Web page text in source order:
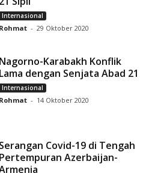
Internasional
Rohmat - 29 Oktober 2020
Nagorno-Karabakh Konflik
Lama dengan Senjata Abad 21
Internasional
Rohmat - 14 Oktober 2020
Serangan Covid-19 di Tengah
Pertempuran Azerbaijan-